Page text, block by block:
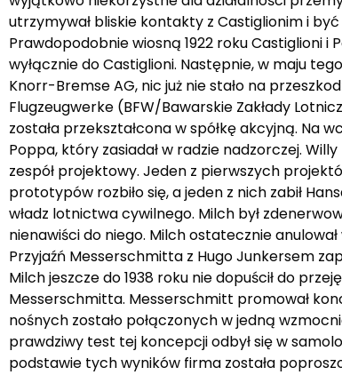
utrzymywał bliskie kontakty z Castiglionim i
Prawdopodobnie wiosną 1922 roku Castiglioni i
wyłącznie do Castiglioni. Następnie, w maju
Knorr-Bremse AG, nic już nie stało na
Flugzeugwerke (BFW/Bawarskie Zakłady
została przekształcona w spółkę akcyjną. Na
Poppa, który zasiadał w radzie nadzorczej.
zespół projektowy. Jeden z pierwszych
prototypów rozbiło się, a jeden z nich zabił
władz lotnictwa cywilnego. Milch był
nienawiści do niego. Milch ostatecznie
Przyjaźń Messerschmitta z Hugo Junkersem
Milch jeszcze do 1938 roku nie dopuścił do
Messerschmitta. Messerschmitt promował
nośnych zostało połączonych w jedną
prawdziwy test tej koncepcji odbył się w
podstawie tych wyników firma została